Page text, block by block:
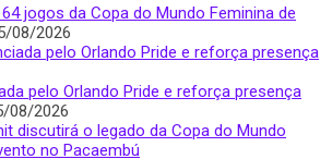
jogos da Copa do Mundo Feminina de
08/2026
pelo Orlando Pride e reforça presença
08/2026